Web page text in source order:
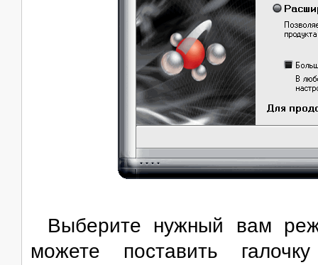
Выберите нужный вам
можете поставить